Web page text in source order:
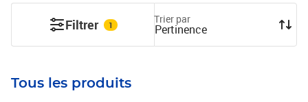
Filtrer 1 Trier par
Pertinence
Tous les produits